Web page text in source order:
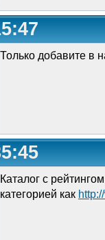
Только добавите в
Каталог с
категорией как